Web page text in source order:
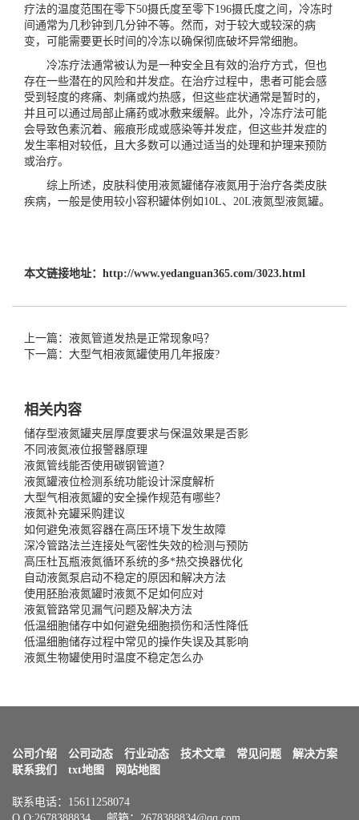
疗法的温度范围在零下50摄氏度至零下196摄氏度之间，冷冻时
间通常为几秒钟到几分钟不等。然而，对于较大或较深的病
变，可能需要更长时间的冷冻以确保彻底破坏异常细胞。
冷冻疗法通常被认为是一种安全且有效的治疗方式，但也
存在一些潜在的风险和并发症。在治疗过程中，患者可能会感
受到轻度的疼痛、刺痛或灼热感，但这些症状通常是暂时的，
并且可以通过局部止痛药或冰敷来缓解。此外，冷冻疗法可能
会导致色素沉着、瘢痕形成或感染等并发症，但这些并发症的
发生率相对较低，且大多数可以通过适当的处理和护理来预防
或治疗。
综上所述，皮肤科使用液氮罐储存液氮用于治疗各类皮肤
疾病，一般是使用较小容积罐体例如10L、20L液氮型液氮罐。
本文链接地址： http://www.yedanguan365.com/3023.html
上一篇：液氮管道发热是正常现象吗？
下一篇：大型气相液氮罐使用几年报废?
相关内容
储存型液氮罐夹层厚度要求与保温效果是否影
不同液氮液位报警器原理
液氮管线能否使用碳钢管道？
液氮罐液位检测系统功能设计深度解析
大型气相液氮罐的安全操作规范有哪些？
液氮补充罐采购建议
如何避免液氮容器在高压环境下发生故障
深冷管路法兰连接处气密性失效的检测与预防
高压杜瓦瓶液氮循环系统的多*热交换器优化
自动液氮泵启动不稳定的原因和解决方法
使用胚胎液氮罐时液氮不足如何应对
液氦管路常见漏气问题及解决方法
低温细胞储存中如何避免细胞损伤和活性降低
低温细胞储存过程中常见的操作失误及其影响
液氮生物罐使用时温度不稳定怎么办
公司介绍 公司动态 行业动态 技术文章 常见问题
解决方案
联系我们
txt地图 网站地图
联系电话：15611258074